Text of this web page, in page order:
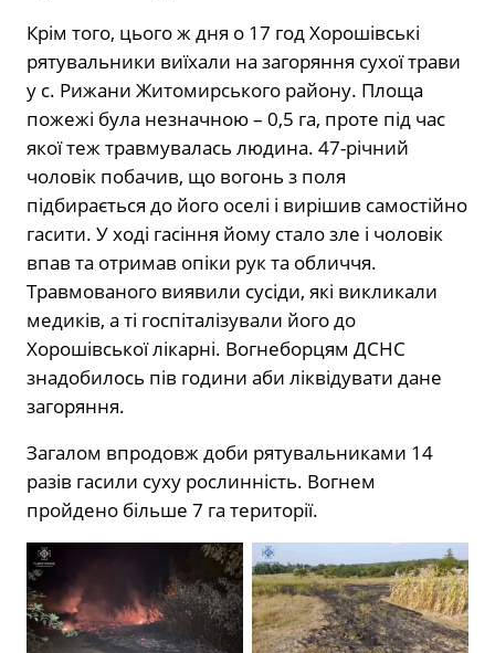
Крім того, цього ж дня о 17 год Хорошівські
рятувальники виїхали на загоряння сухої трави
у с. Рижани Житомирського району. Площа
пожежі була незначною – 0,5 га, проте під час
якої теж травмувалась людина. 47-річний
чоловік побачив, що вогонь з поля
підбирається до його оселі і вирішив самостійно
гасити. У ході гасіння йому стало зле і чоловік
впав та отримав опіки рук та обличчя.
Травмованого виявили сусіди, які викликали
медиків, а ті госпіталізували його до
Хорошівської лікарні. Вогнеборцям ДСНС
знадобилось пів години аби ліквідувати дане
загоряння.
Загалом впродовж доби рятувальниками 14
разів гасили суху рослинність. Вогнем
пройдено більше 7 га території.